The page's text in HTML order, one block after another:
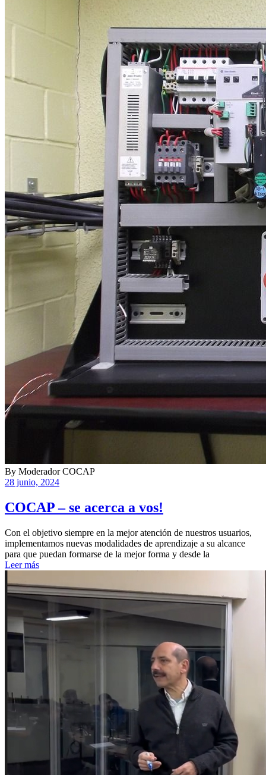
By Moderador COCAP
28 junio, 2024
COCAP – se acerca a vos!
Con el objetivo siempre en la mejor atención de nuestros usuarios,
implementamos nuevas modalidades de aprendizaje a su alcance
para que puedan formarse de la mejor forma y desde la
Leer más